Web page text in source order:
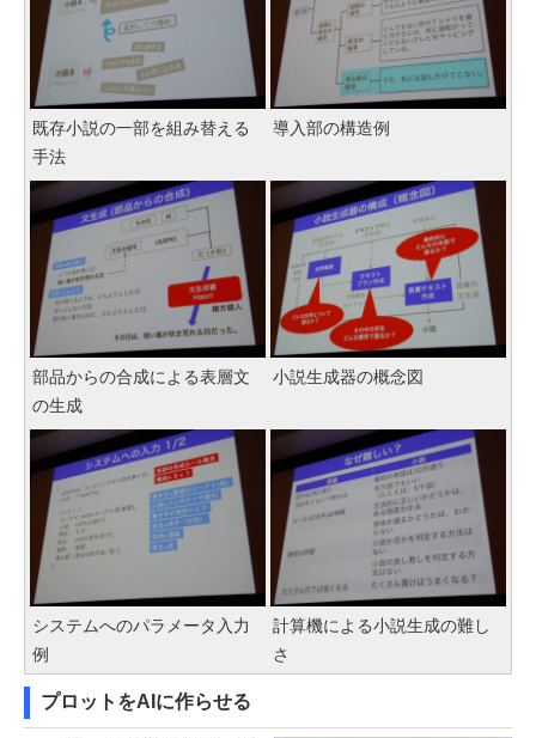
既存小説の一部を組み替える
手法
導入部の構造例
部品からの合成による表層文
の生成
小説生成器の概念図
システムへのパラメータ入力
例
計算機による小説生成の難し
さ
プロットをAIに作らせる